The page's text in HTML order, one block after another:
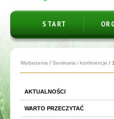
START
Wydarzenia / Seminaria i konferencje /
AKTUALNOŚCI
WARTO PRZECZYTAĆ